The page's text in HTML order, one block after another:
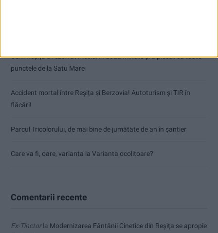
CSM Reșița a rezolvat meciul în două minute și a plecat cu toate
punctele de la Satu Mare
Accident mortal între Reșița și Berzovia! Autoturism și TIR în
flăcări!
Parcul Tricolorului, de mai bine de jumătate de an în șantier
Care va fi, oare, varianta la Varianta ocolitoare?
Comentarii recente
Ex-Tinctorla Modernizarea Fântânii Cinetice din Reșița se apropie